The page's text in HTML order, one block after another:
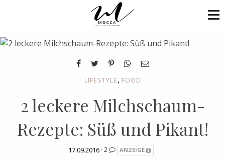
LIFESTYLE, FOOD
2 leckere Milchschaum-
Rezepte: Süß und Pikant!
17.09.2016 · 2 ANZEIGE